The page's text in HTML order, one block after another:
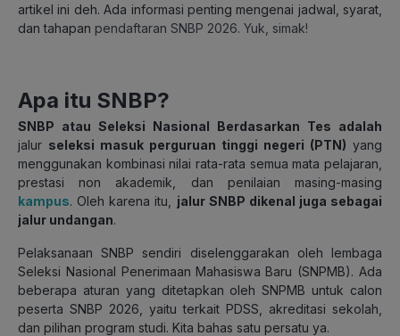
artikel ini deh. Ada informasi penting mengenai jadwal, syarat,
dan tahapan pendaftaran SNBP 2026. Yuk, simak!
Apa itu SNBP?
SNBP atau Seleksi Nasional Berdasarkan Tes adalah
jalur seleksi masuk perguruan tinggi negeri (PTN) yang
menggunakan kombinasi nilai rata-rata semua mata pelajaran,
prestasi non akademik, dan penilaian masing-masing
kampus. Oleh karena itu, jalur SNBP dikenal juga sebagai
jalur undangan.
Pelaksanaan SNBP sendiri diselenggarakan oleh lembaga
Seleksi Nasional Penerimaan Mahasiswa Baru (SNPMB). Ada
beberapa aturan yang ditetapkan oleh SNPMB untuk calon
peserta SNBP 2026, yaitu terkait PDSS, akreditasi sekolah,
dan pilihan program studi. Kita bahas satu persatu ya.